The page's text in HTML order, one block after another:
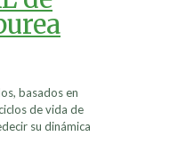
basados en
de vida de
su dinámica